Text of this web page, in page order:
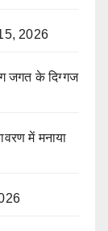
2026
जगत के दिग्गज
में मनाया